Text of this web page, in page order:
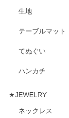
生地
テーブルマット
てぬぐい
ハンカチ
★JEWELRY
ネックレス